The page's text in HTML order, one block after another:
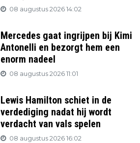
08 augustus 2026 14:02
Mercedes gaat ingrijpen bij Kimi
Antonelli en bezorgt hem een
enorm nadeel
08 augustus 2026 11:01
Lewis Hamilton schiet in de
verdediging nadat hij wordt
verdacht van vals spelen
08 augustus 2026 16:02